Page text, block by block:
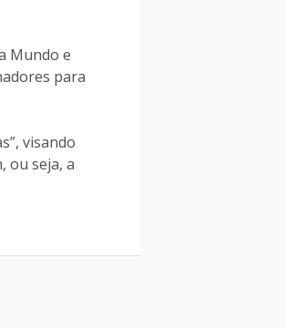
Mundo e
para
visando
ou seja, a